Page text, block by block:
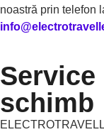
noastră prin telefon
Service
schimb